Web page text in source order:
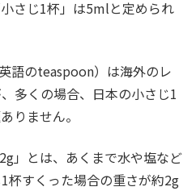
さじ1杯」は5mlと定められ
語のteaspoon）は海外のレ
多くの場合、日本の小さじ1
りません。
」とは、あくまで水や塩など
杯すくった場合の重さが約2g